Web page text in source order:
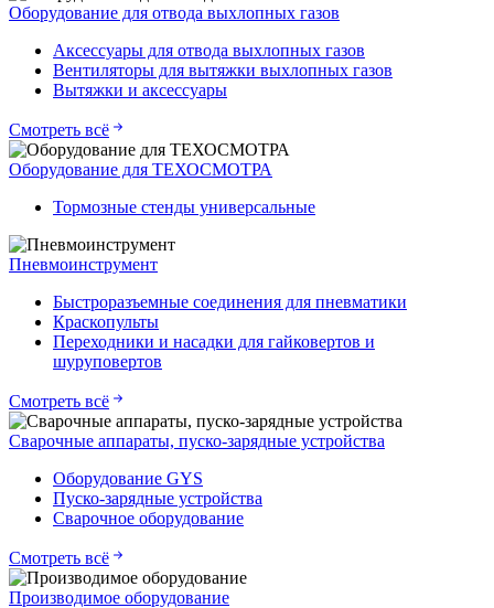
Оборудование для отвода выхлопных газов
Аксессуары для отвода выхлопных газов
Вентиляторы для вытяжки выхлопных газов
Вытяжки и аксессуары
Смотреть всё
Оборудование для ТЕХОСМОТРА
Тормозные стенды универсальные
Пневмоинструмент
Быстроразъемные соединения для пневматики
Краскопульты
Переходники и насадки для гайковертов и
шуруповертов
Смотреть всё
Сварочные аппараты, пуско-зарядные устройства
Оборудование GYS
Пуско-зарядные устройства
Сварочное оборудование
Смотреть всё
Производимое оборудование